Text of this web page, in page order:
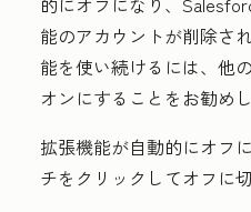
能のアカウントが削除さ
能を使い続けるには、他
オンにすることをお勧め
拡張機能が自動的にオフ
チをクリックしてオフに